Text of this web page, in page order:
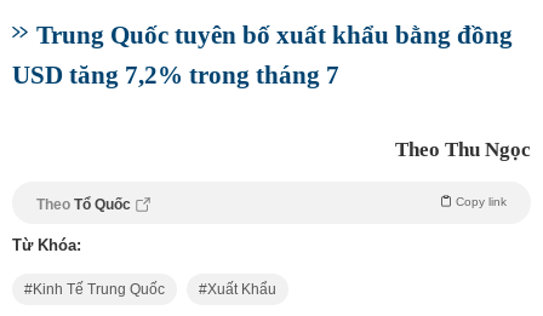
Trung Quốc tuyên bố xuất khẩu bằng đồng
USD tăng 7,2% trong tháng 7
Theo Thu Ngọc
Theo Tổ Quốc Copy link
Từ Khóa:
Kinh Tế Trung Quốc Xuất Khẩu